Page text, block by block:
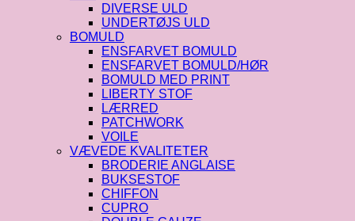
DIVERSE ULD
UNDERTØJS ULD
BOMULD
ENSFARVET BOMULD
ENSFARVET BOMULD/HØR
BOMULD MED PRINT
LIBERTY STOF
LÆRRED
PATCHWORK
VOILE
VÆVEDE KVALITETER
BRODERIE ANGLAISE
BUKSESTOF
CHIFFON
CUPRO